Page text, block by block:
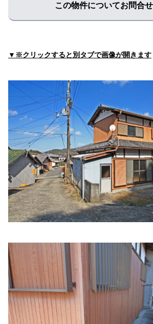
和歌山県海南市大野中６０２−４ バ
く歯科医院 マップで見る
和歌山県海南市重根４４２−１
住所:和歌山県海南市下津町下津７８５−
住所:
和歌山県海南市下津町上１８９ マ
うえなか接骨院
住所:和歌山県海南市重根西２丁目１２−
ふじた眼科
住所:和歌山県海南市沖野々２５９ マッ
吉川​労働​衛生​コンサルタント​事務所
住所:和歌山県海南市多田３６ マップで
この物件についてお問合
▼※クリックすると別タブで画像が開きます